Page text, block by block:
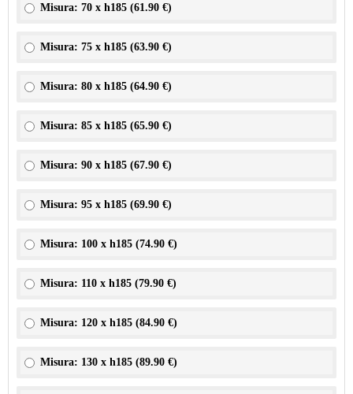
Misura: 70 x h185 (61.90 €)
Misura: 75 x h185 (63.90 €)
Misura: 80 x h185 (64.90 €)
Misura: 85 x h185 (65.90 €)
Misura: 90 x h185 (67.90 €)
Misura: 95 x h185 (69.90 €)
Misura: 100 x h185 (74.90 €)
Misura: 110 x h185 (79.90 €)
Misura: 120 x h185 (84.90 €)
Misura: 130 x h185 (89.90 €)